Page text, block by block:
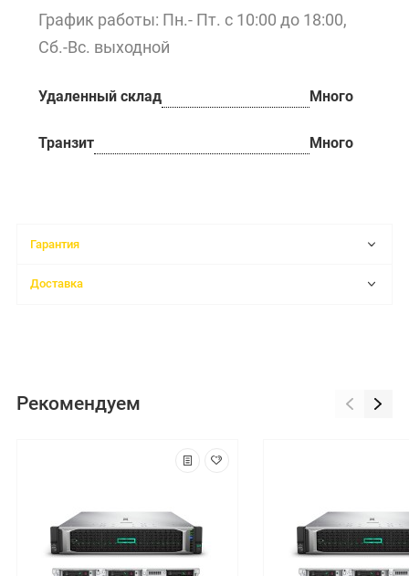
График работы: Пн.- Пт. с 10:00 до 18:00,
Сб.-Вс. выходной
Удаленный склад Много
Транзит Много
Гарантия
Доставка
Рекомендуем